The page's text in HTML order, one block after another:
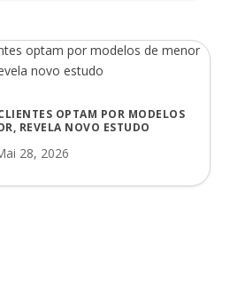
OPTAM POR MODELOS
REVELA NOVO ESTUDO
28, 2026